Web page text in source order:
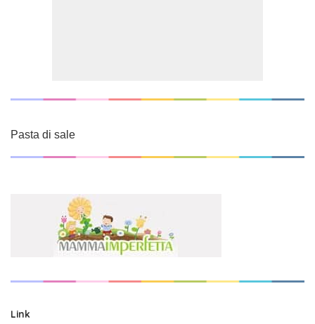
Pasta di sale
Link